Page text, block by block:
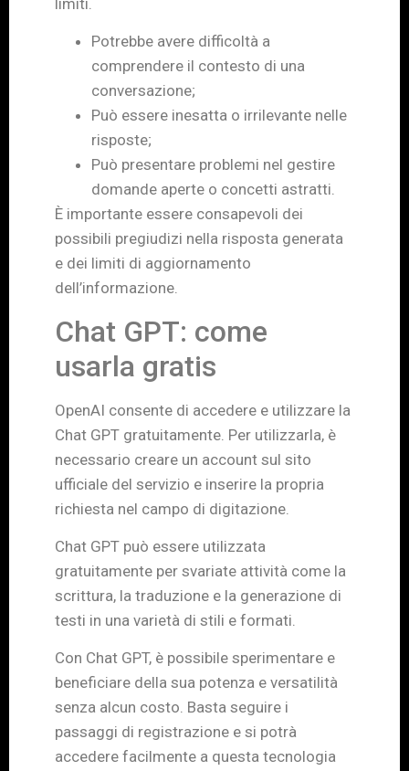
Potrebbe avere difficoltà a
comprendere il contesto di una
conversazione;
Può essere inesatta o irrilevante nelle
risposte;
Può presentare problemi nel gestire
domande aperte o concetti astratti.
È importante essere consapevoli dei
possibili pregiudizi nella risposta generata
e dei limiti di aggiornamento
dell’informazione.
Chat GPT: come
usarla gratis
OpenAI consente di accedere e utilizzare la
Chat GPT gratuitamente. Per utilizzarla, è
necessario creare un account sul sito
ufficiale del servizio e inserire la propria
richiesta nel campo di digitazione.
Chat GPT può essere utilizzata
gratuitamente per svariate attività come la
scrittura, la traduzione e la generazione di
testi in una varietà di stili e formati.
Con Chat GPT, è possibile sperimentare e
beneficiare della sua potenza e versatilità
senza alcun costo. Basta seguire i
passaggi di registrazione e si potrà
accedere facilmente a questa tecnologia